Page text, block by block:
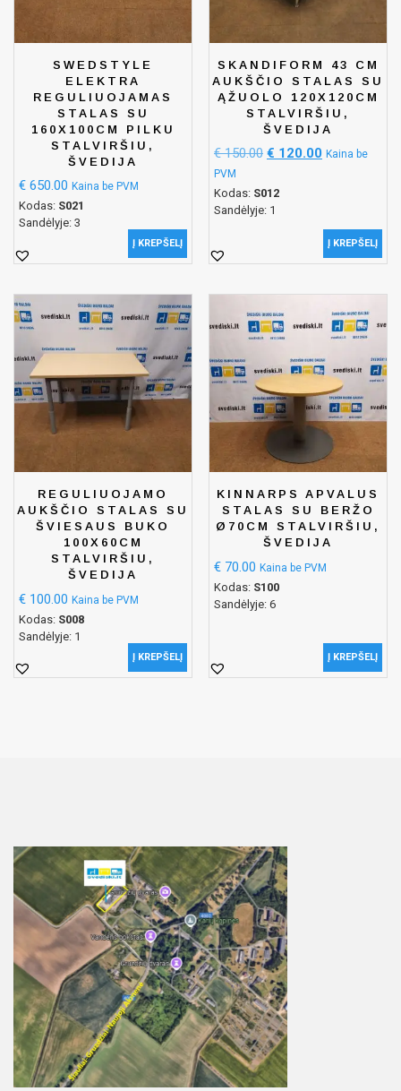
SWEDSTYLE
ELEKTRA
REGULIUOJAMAS
STALAS SU
160X100CM PILKU
STALVIRŠIU,
ŠVEDIJA
€ 650.00 Kaina be PVM
Kodas: S021
Sandėlyje: 3
Į KREPŠELĮ
SKANDIFORM 43 CM
AUKŠČIO STALAS SU
ĄŽUOLO 120X120CM
STALVIRŠIU,
ŠVEDIJA
€150.00 € 120.00 Kaina be
PVM
Kodas: S012
Sandėlyje: 1
Į KREPŠELĮ
REGULIUOJAMO
AUKŠČIO STALAS SU
ŠVIESAUS BUKO
100X60CM
STALVIRŠIU,
ŠVEDIJA
€ 100.00 Kaina be PVM
Kodas: S008
Sandėlyje: 1
Į KREPŠELĮ
KINNARPS APVALUS
STALAS SU BERŽO
Ø70CM STALVIRŠIU,
ŠVEDIJA
€ 70.00 Kaina be PVM
Kodas: S100
Sandėlyje: 6
Į KREPŠELĮ